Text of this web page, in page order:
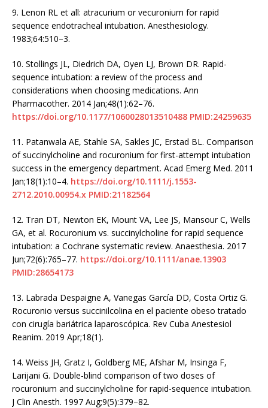
9. Lenon RL et all: atracurium or vecuronium for rapid
sequence endotracheal intubation. Anesthesiology.
1983;64:510–3.
10. Stollings JL, Diedrich DA, Oyen LJ, Brown DR. Rapid-
sequence intubation: a review of the process and
considerations when choosing medications. Ann
Pharmacother. 2014 Jan;48(1):62–76.
https://doi.org/10.1177/1060028013510488 PMID:24259635
11. Patanwala AE, Stahle SA, Sakles JC, Erstad BL. Comparison
of succinylcholine and rocuronium for first-attempt intubation
success in the emergency department. Acad Emerg Med. 2011
Jan;18(1):10–4. https://doi.org/10.1111/j.1553-
2712.2010.00954.x PMID:21182564
12. Tran DT, Newton EK, Mount VA, Lee JS, Mansour C, Wells
GA, et al. Rocuronium vs. succinylcholine for rapid sequence
intubation: a Cochrane systematic review. Anaesthesia. 2017
Jun;72(6):765–77. https://doi.org/10.1111/anae.13903
PMID:28654173
13. Labrada Despaigne A, Vanegas García DD, Costa Ortiz G.
Rocuronio versus succinilcolina en el paciente obeso tratado
con cirugía bariátrica laparoscópica. Rev Cuba Anestesiol
Reanim. 2019 Apr;18(1).
14. Weiss JH, Gratz I, Goldberg ME, Afshar M, Insinga F,
Larijani G. Double-blind comparison of two doses of
rocuronium and succinylcholine for rapid-sequence intubation.
J Clin Anesth. 1997 Aug;9(5):379–82.